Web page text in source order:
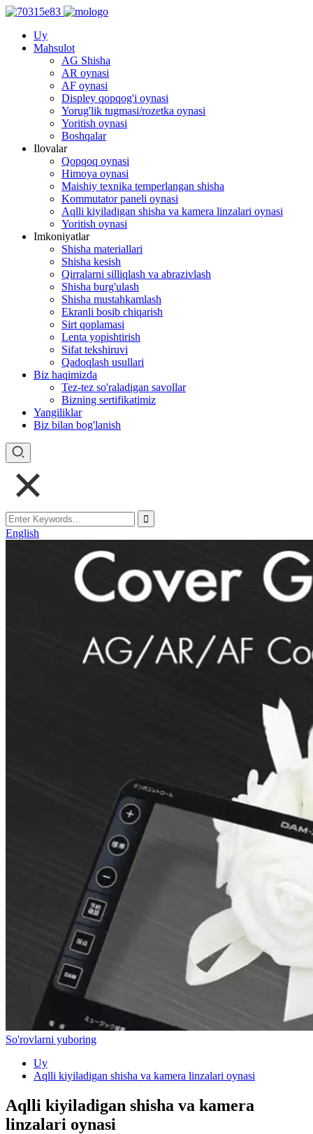
Uy
Mahsulot
AG Shisha
AR oynasi
AF oynasi
Displey qopqog'i oynasi
Yorug'lik tugmasi/rozetka oynasi
Yoritish oynasi
Boshqalar
Ilovalar
Qopqoq oynasi
Himoya oynasi
Maishiy texnika temperlangan shisha
Kommutator paneli oynasi
Aqlli kiyiladigan shisha va kamera linzalari oynasi
Yoritish oynasi
Imkoniyatlar
Shisha materiallari
Shisha kesish
Qirralarni silliqlash va abrazivlash
Shisha burg'ulash
Shisha mustahkamlash
Ekranli bosib chiqarish
Sirt qoplamasi
Lenta yopishtirish
Sifat tekshiruvi
Qadoqlash usullari
Biz haqimizda
Tez-tez so'raladigan savollar
Bizning sertifikatimiz
Yangiliklar
Biz bilan bog'lanish
English
So'rovlarni yuboring
Uy
Aqlli kiyiladigan shisha va kamera linzalari oynasi
Aqlli kiyiladigan shisha va kamera
linzalari oynasi